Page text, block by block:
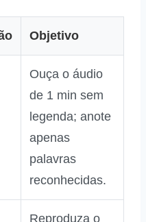
Objetivo
Ouça o áudio
de 1 min sem
legenda; anote
apenas
palavras
reconhecidas.
Reproduza o